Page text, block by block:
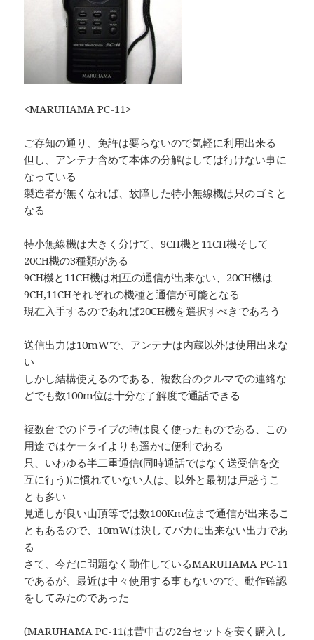
<MARUHAMA PC-11>
ご存知の通り、免許は要らないので気軽に利用出来る
但し、アンテナ含めて本体の分解はしては行けない事に
なっている
製造者が無くなれば、故障した特小無線機は只のゴミと
なる
特小無線機は大きく分けて、9CH機と11CH機そして
20CH機の3種類がある
9CH機と11CH機は相互の通信が出来ない、20CH機は
9CH,11CHそれぞれの機種と通信が可能となる
現在入手するのであれば20CH機を選択すべきであろう
送信出力は10mWで、アンテナは内蔵以外は使用出来な
い
しかし結構使えるのである、複数台のクルマでの連絡な
どでも数100m位は十分な了解度で通話できる
複数台でのドライブの時は良く使ったものである、この
用途ではケータイよりも遥かに便利である
只、いわゆる半二重通信(同時通話ではなく送受信を交
互に行う)に慣れていない人は、以外と最初は戸惑うこ
とも多い
見通しが良い山頂等では数100Km位まで通信が出来るこ
ともあるので、10mWは決してバカに出来ない出力であ
る
さて、今だに問題なく動作しているMARUHAMA PC-11
であるが、最近は中々使用する事もないので、動作確認
をしてみたのであった
(MARUHAMA PC-11は昔中古の2台セットを安く購入し